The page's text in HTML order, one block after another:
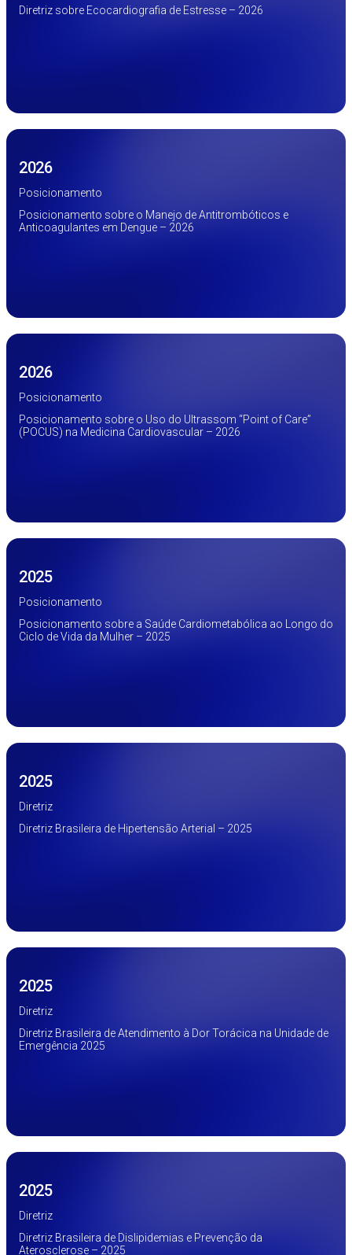
Diretriz sobre Ecocardiografia de Estresse – 2026
2026
Posicionamento
Posicionamento sobre o Manejo de Antitrombóticos e
Anticoagulantes em Dengue – 2026
2026
Posicionamento
Posicionamento sobre o Uso do Ultrassom “Point of Care”
(POCUS) na Medicina Cardiovascular – 2026
2025
Posicionamento
Posicionamento sobre a Saúde Cardiometabólica ao Longo do
Ciclo de Vida da Mulher – 2025
2025
Diretriz
Diretriz Brasileira de Hipertensão Arterial – 2025
2025
Diretriz
Diretriz Brasileira de Atendimento à Dor Torácica na Unidade de
Emergência 2025
2025
Diretriz
Diretriz Brasileira de Dislipidemias e Prevenção da
Aterosclerose – 2025